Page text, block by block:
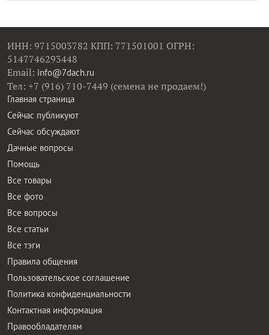
ИНН: 9715003782 КПП: 771501001 ОГРН:
5147746293448
Email: info@7dach.ru
Тел: +7 (916) 710-7449 (семена не продаем!)
Главная страница
Сейчас публикуют
Сейчас обсуждают
Дачные вопросы
Помощь
Все товары
Все фото
Все вопросы
Все статьи
Все тэги
Правила общения
Пользовательское соглашение
Политика конфиденциальности
Контактная информация
Правообладателям